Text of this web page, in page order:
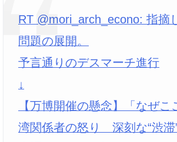
RT @mori_arch_econo: 指摘
問題の展開。
予言通りのデスマーチ進行
↓
【万博開催の懸念】「なぜ
湾関係者の怒り 深刻な“渋滞